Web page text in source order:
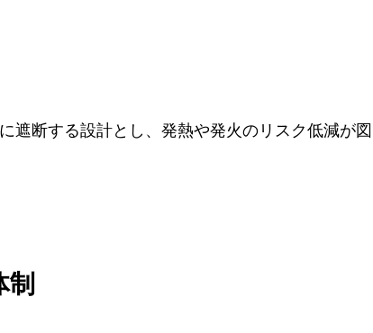
遮断する設計とし、発熱や発火のリスク低減が図